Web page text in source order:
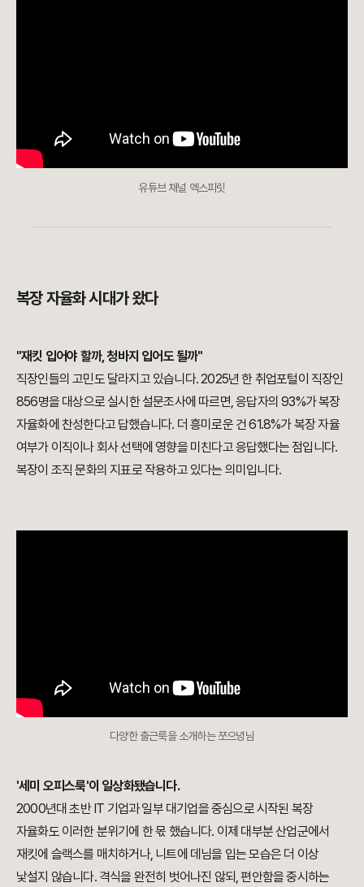
유튜브 채널 엑스피릿
복장 자율화 시대가 왔다
"재킷 입어야 할까, 청바지 입어도 될까"
직장인들의 고민도 달라지고 있습니다. 2025년 한 취업포털이 직장인
856명을 대상으로 실시한 설문조사에 따르면, 응답자의 93%가 복장
자율화에 찬성한다고 답했습니다. 더 흥미로운 건 61.8%가 복장 자율
여부가 이직이나 회사 선택에 영향을 미친다고 응답했다는 점입니다.
복장이 조직 문화의 지표로 작용하고 있다는 의미입니다.
다양한 출근룩을 소개하는 쪼으녕님
'세미 오피스룩'이 일상화됐습니다.
2000년대 초반 IT 기업과 일부 대기업을 중심으로 시작된 복장
자율화도 이러한 분위기에 한 몫 했습니다. 이제 대부분 산업군에서
재킷에 슬랙스를 매치하거나, 니트에 데님을 입는 모습은 더 이상
낯설지 않습니다. 격식을 완전히 벗어나진 않되, 편안함을 중시하는